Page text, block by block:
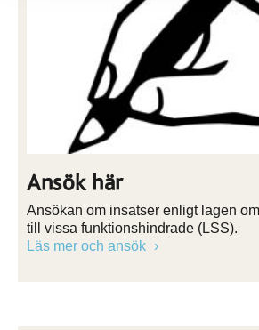
Ansök här
Ansökan om insatser enligt lagen
till vissa funktionshindrade (LSS).
Läs mer och ansök